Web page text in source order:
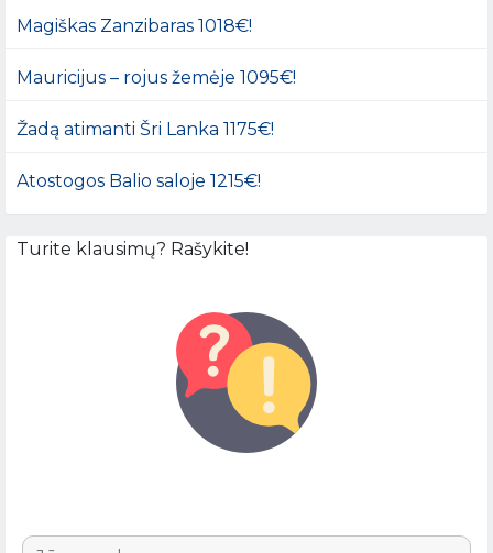
Magiškas Zanzibaras 1018€!
Mauricijus – rojus žemėje 1095€!
Žadą atimanti Šri Lanka 1175€!
Atostogos Balio saloje 1215€!
Turite klausimų? Rašykite!